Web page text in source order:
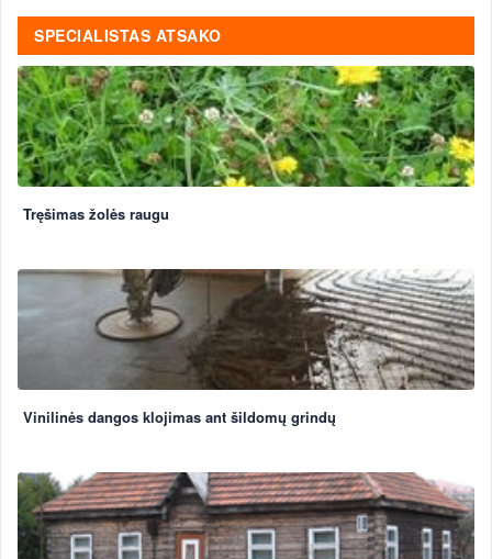
SPECIALISTAS ATSAKO
Tręšimas žolės raugu
Vinilinės dangos klojimas ant šildomų grindų